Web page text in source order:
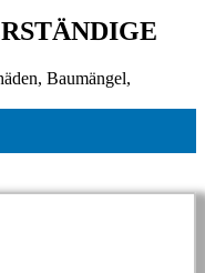
Baumängel,